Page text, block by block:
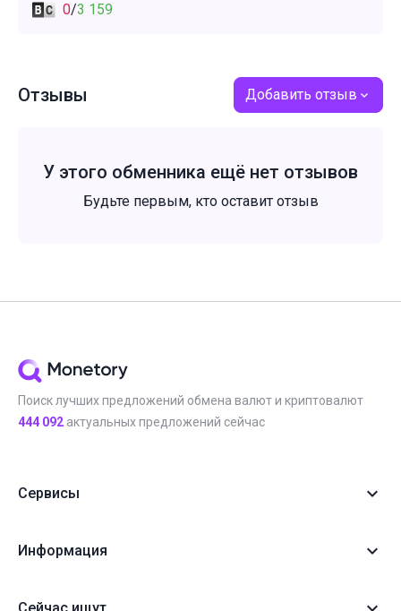
0/3 159
Отзывы Добавить отзыв
У этого обменника ещё нет отзывов
Будьте первым, кто оставит отзыв
Поиск лучших предложений обмена валют и криптовалют
444 092 актуальных предложений сейчас
Сервисы
Информация